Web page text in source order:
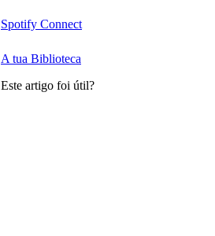
Spotify Connect
A tua Biblioteca
Este artigo foi útil?